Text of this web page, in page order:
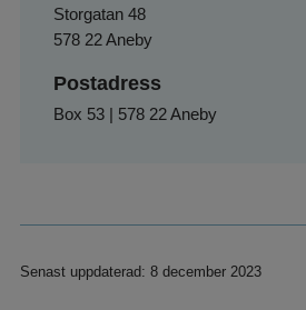
Storgatan 48
578 22 Aneby
Postadress
Box 53 | 578 22 Aneby
Senast uppdaterad: 8 december 2023